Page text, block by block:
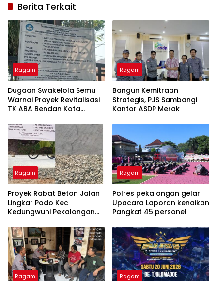
Berita Terkait
Ragam
Dugaan Swakelola Semu
Warnai Proyek Revitalisasi
TK ABA Bendan Kota
Ragam
Bangun Kemitraan
Strategis, PJS Sambangi
Kantor ASDP Merak
Ragam
Proyek Rabat Beton Jalan
Lingkar Podo Kec
Kedungwuni Pekalongan
Yang Retak dan Oflitan
Jalan Dinilai Berbahaya
Ragam
Polres pekalongan gelar
Upacara Laporan kenaikan
Pangkat 45 personel
Ragam Ragam